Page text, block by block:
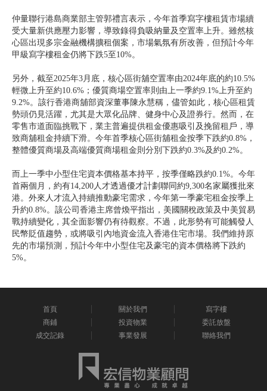
仲量聯行港島商業部主管郭禮言表示，今年首季寫字樓租賃市場續
受大量新供應壓力影響，導致錄得負吸納量及空置率上升。雖然核
心區出現多宗金融機構擴租個案，市場氣氛有所改善，但預計今年
甲級寫字樓租金仍將下跌5至10%。
另外，截至2025年3月底，核心區街舖空置率由2024年底的約10.5%
輕微上升至約10.6%；優質商場空置率則由上一季約9.1%上升至約
9.2%。該行香港商舖部資深董事陳永慧稱，儘管如此，核心區租賃
勢頭仍見活躍，尤其是大眾化品牌、健身中心及證券行。然而，在
零售市道面臨挑戰下，業主普遍提供租金優惠吸引及挽留租戶，導
致商舖租金持續下滑。今年首季核心區街舖租金按季下跌約0.8%，
整體優質商場及高端優質商場租金則分別下跌約0.3%及約0.2%。
而上一季中小型住宅資本價格基本持平，按季僅略跌約0.1%。今年
首兩個月，約有14,200人才透過優才計劃聯同約9,300名家屬獲批來
港。外來人才流入持續推動豪宅需求，今年第一季豪宅租金按季上
升約0.8%。該公司香港主席曾煥平指出，美國關稅政策及中美貿易
戰持續變化，其全面影響仍有待觀察。不過，此形勢有可能觸發人
民幣貶值趨勢，或將吸引內地資金流入香港住宅市場。我們維持原
先的市場預測，預計今年中小型住宅及豪宅的資本價格將下跌約
5%。
首頁 關於我們
寫字樓
商鋪
投資物業
委託放盤
成交記錄
事業發展 聯絡我們